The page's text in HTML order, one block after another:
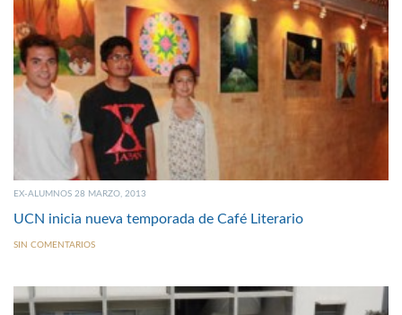
EX-ALUMNOS 28 MARZO, 2013
UCN inicia nueva temporada de Café Literario
SIN COMENTARIOS